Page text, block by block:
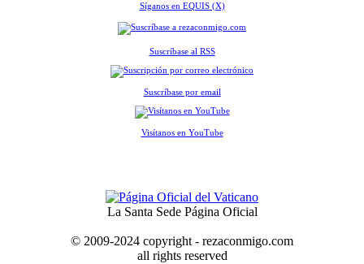
Síganos en EQUIS (X)
Suscríbase al RSS
Suscríbase por email
Visítanos en YouTube
La Santa Sede Página Oficial
© 2009-2024 copyright - rezaconmigo.com
all rights reserved